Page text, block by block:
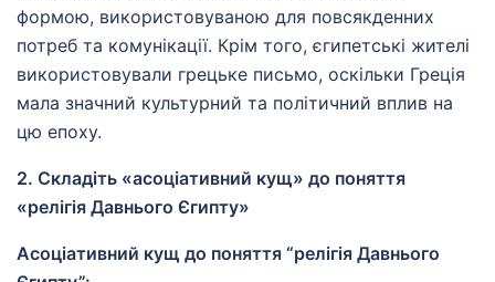
формою, використовуваною для повсякденних
потреб та комунікації. Крім того, єгипетські жителі
використовували грецьке письмо, оскільки Греція
мала значний культурний та політичний вплив на
цю епоху.
2. Складіть «асоціативний кущ» до поняття
«релігія Давнього Єгипту»
Асоціативний кущ до поняття “релігія Давнього